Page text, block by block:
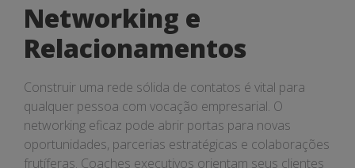
Networking e
Relacionamentos
Construir uma rede sólida de contatos é vital para
qualquer pessoa com vocação empresarial. O
networking eficaz pode abrir portas para novas
oportunidades, parcerias estratégicas e colaborações
frutíferas. Coaches executivos orientam seus clientes